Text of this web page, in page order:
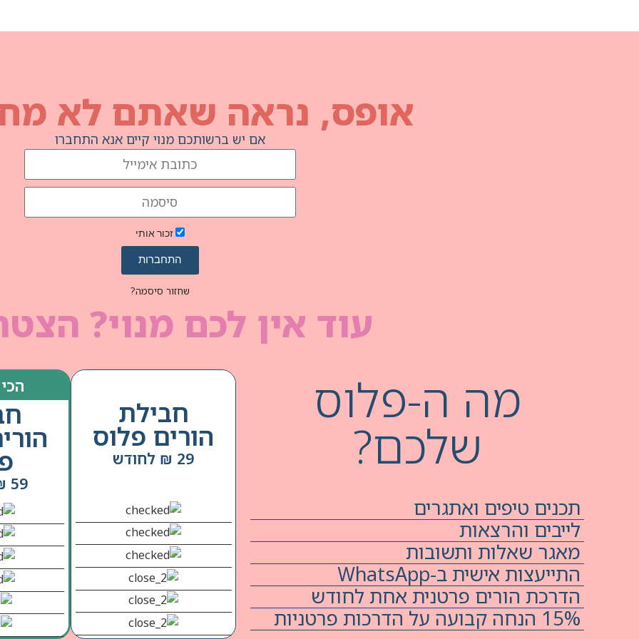
אופס, נראה שאתם לא
אם יש ברשותכם מנוי קיים אנא התחברו
זכור אותי
התחברות
שחזור סיסמה?
עוד אין לכם מנוי?
מה ה-פלוס
שלכם?
תכנים טיפים ואתגרים
לייבים והרצאות
מאגר שאלות ותשובות
התייעצות אישית ב-WhatsApp
הדרכת הורים פרטנית אחת לחודש
15% הנחה קבועה על הדרכות פרטניות
חבילת
הורים פלוס
29 ₪ לחודש
59 ₪ לחודש